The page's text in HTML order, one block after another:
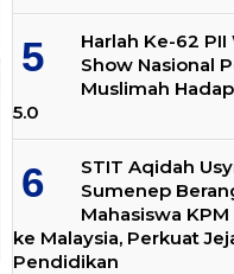
Harlah Ke-62 PII
Show Nasional
Muslimah
5.0
STIT Aqidah
Sumenep
Mahasiswa
ke Malaysia, Perkuat
Pendidikan